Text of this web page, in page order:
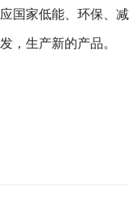
国家低能、环保、减
，生产新的产品。